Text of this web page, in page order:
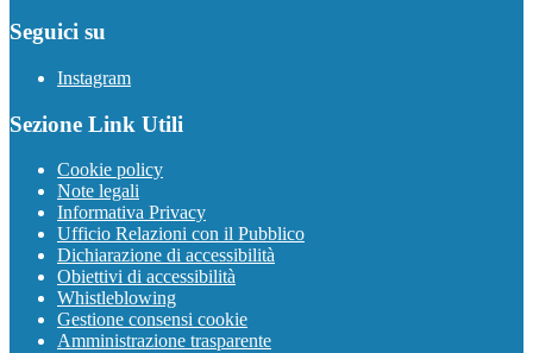
Seguici su
Instagram
Sezione Link Utili
Cookie policy
Note legali
Informativa Privacy
Ufficio Relazioni con il Pubblico
Dichiarazione di accessibilità
Obiettivi di accessibilità
Whistleblowing
Gestione consensi cookie
Amministrazione trasparente